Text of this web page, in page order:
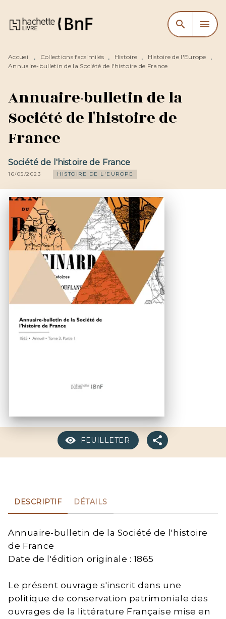
MENU RECHERCHE
CONTENU
search menu
Accueil • Collections facsimilés • Histoire • Histoire de l'Europe
•
Annuaire-bulletin de la Société de l'histoire de France
Annuaire-bulletin de la
Société de l'histoire de
France
Société de l'histoire de France
16/05/2023 HISTOIRE DE L'EUROPE
FEUILLETER
DESCRIPTIF DÉTAILS
Annuaire-bulletin de la Société de l'histoire
de France
Date de l'édition originale : 1865
Le présent ouvrage s'inscrit dans une
politique de conservation patrimoniale des
ouvrages de la littérature Française mise en